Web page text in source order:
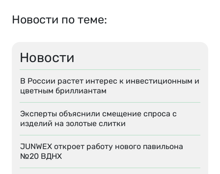
Новости
В России растет интерес к инвестиционным и
цветным бриллиантам
Эксперты объяснили смещение спроса с
изделий на золотые слитки
JUNWEX откроет работу нового павильона
№20 ВДНХ
Новости по теме: